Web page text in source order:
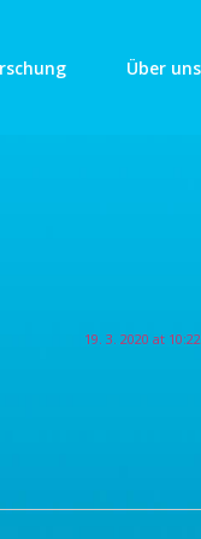
Über uns
19. 3. 2020 at 10:22